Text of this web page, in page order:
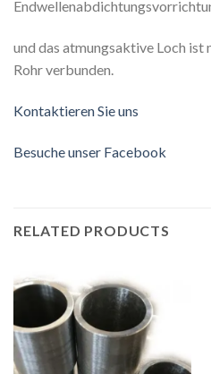
und das atmungsaktive Loch
Rohr verbunden.
Kontaktieren Sie uns
Besuche unser Facebook
RELATED PRODUCTS